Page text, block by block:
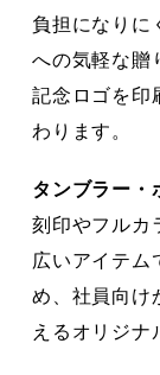
負担になりに
への気軽な贈
記念ロゴを印
わります。
タンブラー・
刻印やフルカ
広いアイテム
め、社員向け
えるオリジナ